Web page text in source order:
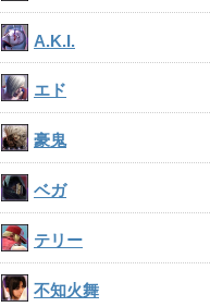
A.K.I.
エド
豪鬼
ベガ
テリー
不知火舞